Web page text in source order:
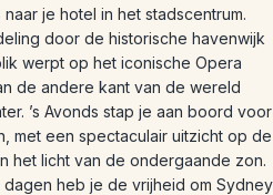
je hotel in het stadscentrum.
door de historische havenwijk
werpt op het iconische Opera
de andere kant van de wereld
’s Avonds stap je aan boord voor
met een spectaculair uitzicht op de
het licht van de ondergaande zon.
heb je de vrijheid om Sydney